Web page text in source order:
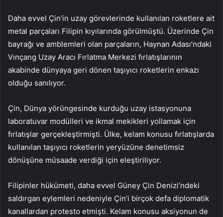
Daha evvel Çin’in uzay görevlerinde kullanılan roketlere ait
metal parçaları Filipin kıyılarında görülmüştü. Üzerinde Çin
bayrağı ve amblemleri olan parçaların, Haynan Adası’ndaki
Vınçang Uzay Aracı Fırlatma Merkezi fırlatışlarının
akabinde dünyaya geri dönen taşıyıcı roketlerin enkazı
olduğu sanılıyor.
Çin, Dünya yörüngesinde kurduğu uzay istasyonuna
laboratuvar modülleri ve ikmal mekikleri yollamak için
fırlatışlar gerçekleştirmişti. Ülke, kelam konusu fırlatışlarda
kullanılan taşıyıcı roketlerin yeryüzüne denetimsiz
dönüşüne müsaade verdiği için eleştiriliyor.
Filipinler hükümeti, daha evvel Güney Çin Denizi’ndeki
saldırgan eylemleri nedeniyle Çin’i birçok defa diplomatik
kanallardan protesto etmişti. Kelam konusu aksiyonun de